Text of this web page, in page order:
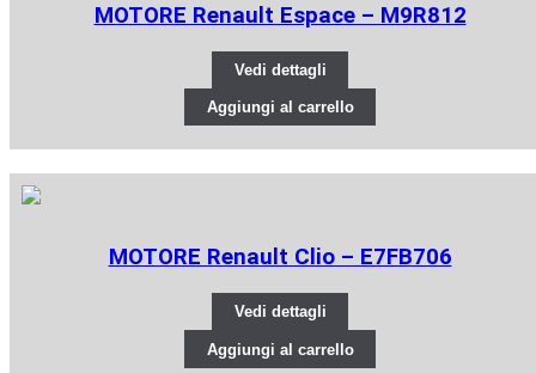
MOTORE Renault Espace – M9R812
Vedi dettagli
Aggiungi al carrello
MOTORE Renault Clio – E7FB706
Vedi dettagli
Aggiungi al carrello